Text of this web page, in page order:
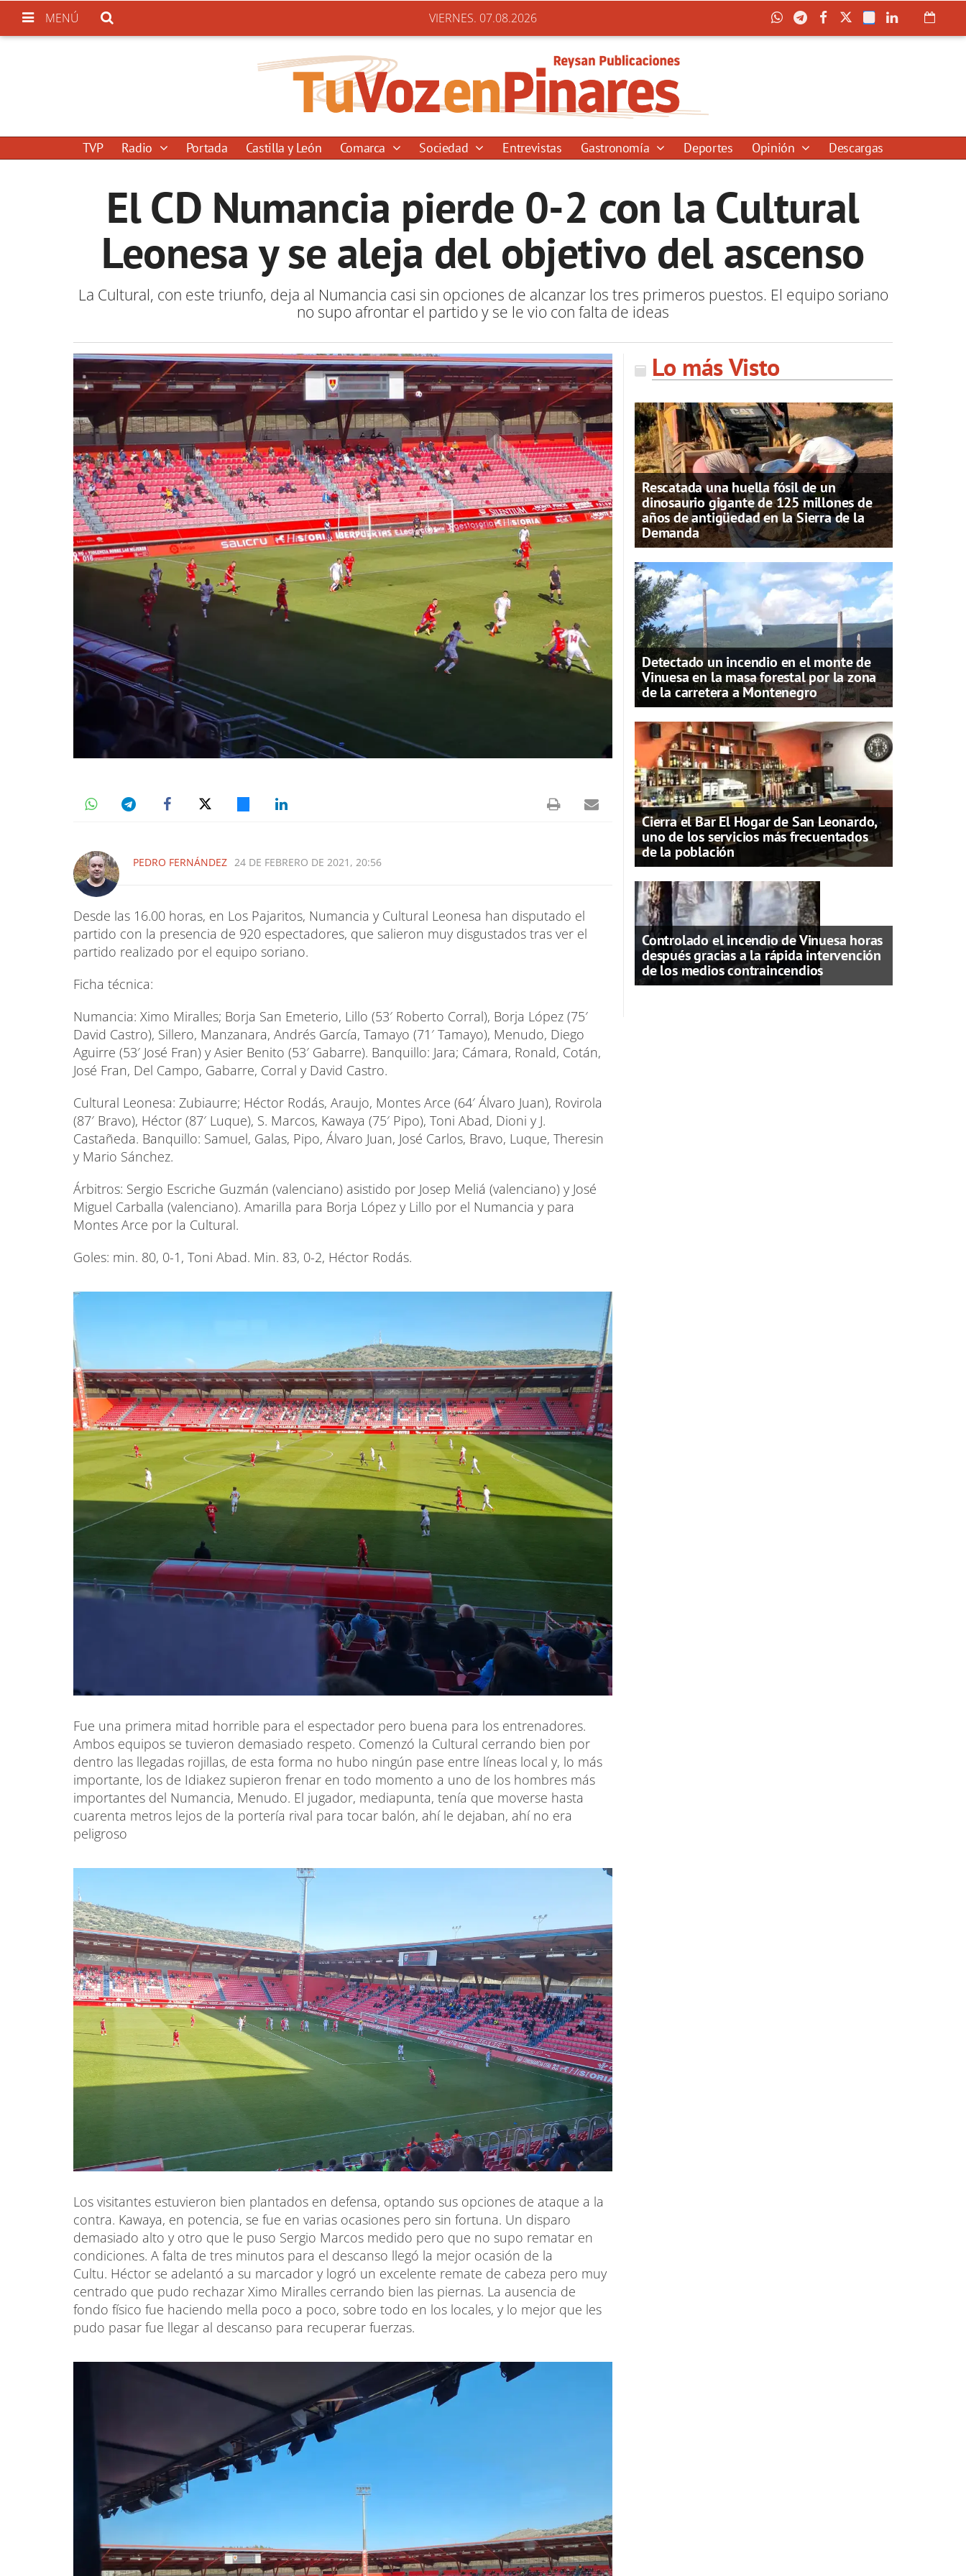
MENÚ VIERNES. 07.08.2026
TVP Radio Portada Castilla y León Comarca Sociedad Entrevistas Gastronomía Deportes Opinión Descargas
El CD Numancia pierde 0-2 con la Cultural
Leonesa y se aleja del objetivo del ascenso
La Cultural, con este triunfo, deja al Numancia casi sin opciones de alcanzar los tres primeros puestos. El equipo soriano
no supo afrontar el partido y se le vio con falta de ideas
PEDRO FERNÁNDEZ 24 DE FEBRERO DE 2021, 20:56
Desde las 16.00 horas, en Los Pajaritos, Numancia y Cultural Leonesa han disputado el
partido con la presencia de 920 espectadores, que salieron muy disgustados tras ver el
partido realizado por el equipo soriano.
Ficha técnica:
Numancia: Ximo Miralles; Borja San Emeterio, Lillo (53′ Roberto Corral), Borja López (75′
David Castro), Sillero, Manzanara, Andrés García, Tamayo (71′ Tamayo), Menudo, Diego
Aguirre (53′ José Fran) y Asier Benito (53′ Gabarre). Banquillo: Jara; Cámara, Ronald, Cotán,
José Fran, Del Campo, Gabarre, Corral y David Castro.
Cultural Leonesa: Zubiaurre; Héctor Rodás, Araujo, Montes Arce (64′ Álvaro Juan), Rovirola
(87′ Bravo), Héctor (87′ Luque), S. Marcos, Kawaya (75′ Pipo), Toni Abad, Dioni y J.
Castañeda. Banquillo: Samuel, Galas, Pipo, Álvaro Juan, José Carlos, Bravo, Luque, Theresin
y Mario Sánchez.
Árbitros: Sergio Escriche Guzmán (valenciano) asistido por Josep Meliá (valenciano) y José
Miguel Carballa (valenciano). Amarilla para Borja López y Lillo por el Numancia y para
Montes Arce por la Cultural.
Goles: min. 80, 0-1, Toni Abad. Min. 83, 0-2, Héctor Rodás.
Fue una primera mitad horrible para el espectador pero buena para los entrenadores.
Ambos equipos se tuvieron demasiado respeto. Comenzó la Cultural cerrando bien por
dentro las llegadas rojillas, de esta forma no hubo ningún pase entre líneas local y, lo más
importante, los de Idiakez supieron frenar en todo momento a uno de los hombres más
importantes del Numancia, Menudo. El jugador, mediapunta, tenía que moverse hasta
cuarenta metros lejos de la portería rival para tocar balón, ahí le dejaban, ahí no era
peligroso
Los visitantes estuvieron bien plantados en defensa, optando sus opciones de ataque a la
contra. Kawaya, en potencia, se fue en varias ocasiones pero sin fortuna. Un disparo
demasiado alto y otro que le puso Sergio Marcos medido pero que no supo rematar en
condiciones. A falta de tres minutos para el descanso llegó la mejor ocasión de la
Cultu. Héctor se adelantó a su marcador y logró un excelente remate de cabeza pero muy
centrado que pudo rechazar Ximo Miralles cerrando bien las piernas. La ausencia de
fondo físico fue haciendo mella poco a poco, sobre todo en los locales, y lo mejor que les
pudo pasar fue llegar al descanso para recuperar fuerzas.
Lo más Visto
Rescatada una huella fósil de un
dinosaurio gigante de 125 millones de
años de antigüedad en la Sierra de la
Demanda
Detectado un incendio en el monte de
Vinuesa en la masa forestal por la zona
de la carretera a Montenegro
Cierra el Bar El Hogar de San Leonardo,
uno de los servicios más frecuentados
de la población
Controlado el incendio de Vinuesa horas
después gracias a la rápida intervención
de los medios contraincendios